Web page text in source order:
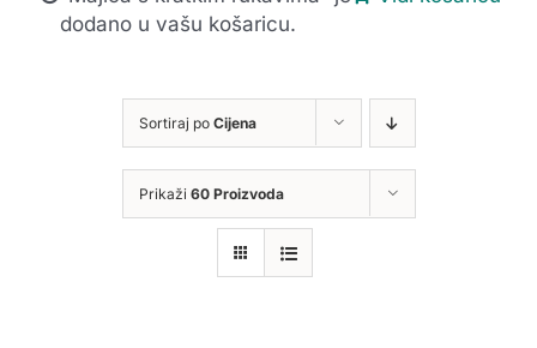
dodano u vašu košaricu.
Sortiraj po Cijena
Prikaži 60 Proizvoda